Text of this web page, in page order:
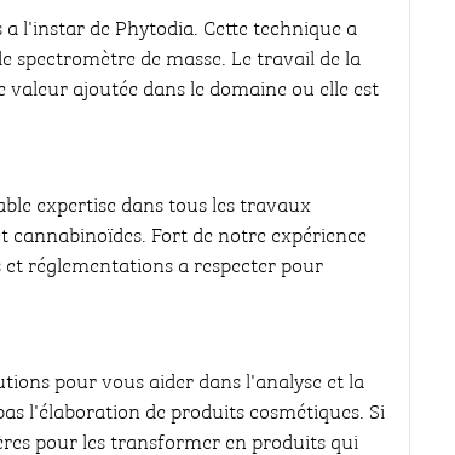
l'instar de Phytodia. Cette technique a
spectromètre de masse. Le travail de la
ajoutée dans le domaine ou elle est
expertise dans tous les travaux
cannabinoïdes. Fort de notre expérience
réglementations a respecter pour
pour vous aider dans l'analyse et la
l'élaboration de produits cosmétiques. Si
pour les transformer en produits qui